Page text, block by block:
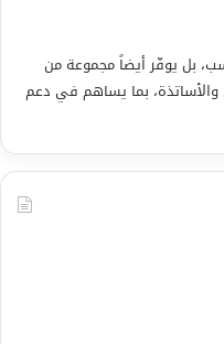
بل يوفّر أيضاً مجموعة من
والأساتذة، بما يساهم في دعم